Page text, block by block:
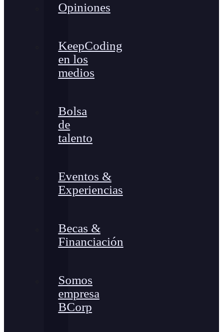
Opiniones
KeepCoding
en los
medios
Bolsa
de
talento
Eventos &
Experiencias
Becas &
Financiación
Somos
empresa
BCorp